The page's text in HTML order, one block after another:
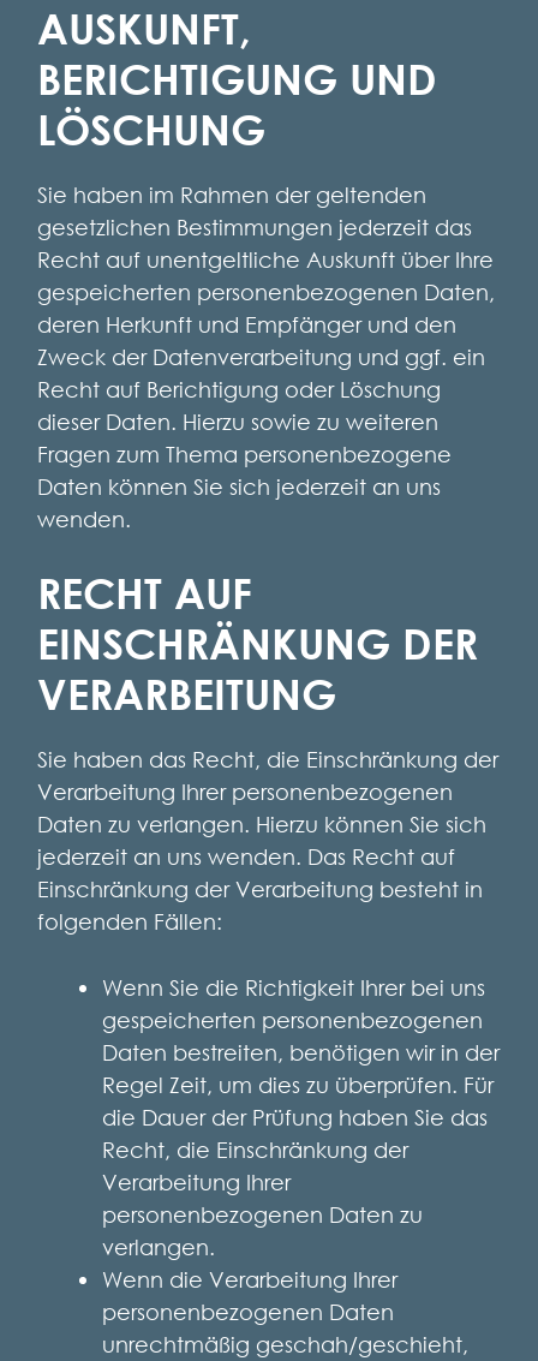
AUSKUNFT,
BERICHTIGUNG UND
LÖSCHUNG
Sie haben im Rahmen der geltenden
gesetzlichen Bestimmungen jederzeit das
Recht auf unentgeltliche Auskunft über Ihre
gespeicherten personenbezogenen Daten,
deren Herkunft und Empfänger und den
Zweck der Datenverarbeitung und ggf. ein
Recht auf Berichtigung oder Löschung
dieser Daten. Hierzu sowie zu weiteren
Fragen zum Thema personenbezogene
Daten können Sie sich jederzeit an uns
wenden.
RECHT AUF
EINSCHRÄNKUNG DER
VERARBEITUNG
Sie haben das Recht, die Einschränkung der
Verarbeitung Ihrer personenbezogenen
Daten zu verlangen. Hierzu können Sie sich
jederzeit an uns wenden. Das Recht auf
Einschränkung der Verarbeitung besteht in
folgenden Fällen:
Wenn Sie die Richtigkeit Ihrer bei uns
gespeicherten personenbezogenen
Daten bestreiten, benötigen wir in der
Regel Zeit, um dies zu überprüfen. Für
die Dauer der Prüfung haben Sie das
Recht, die Einschränkung der
Verarbeitung Ihrer
personenbezogenen Daten zu
verlangen.
Wenn die Verarbeitung Ihrer
personenbezogenen Daten
unrechtmäßig geschah/geschieht,